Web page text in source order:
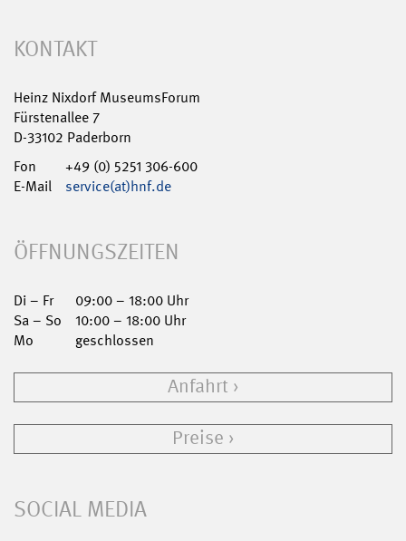
KONTAKT
Heinz Nixdorf MuseumsForum
Fürstenallee 7
D-33102 Paderborn
Fon
+49 (0) 5251 306-600
E-Mail
service(at)hnf.de
ÖFFNUNGSZEITEN
Di – Fr
09:00 – 18:00 Uhr
Sa – So
10:00 – 18:00 Uhr
Mo
geschlossen
Anfahrt
Preise
SOCIAL MEDIA